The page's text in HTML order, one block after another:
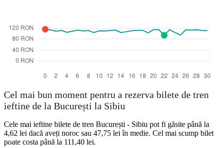
Cel mai bun moment pentru a rezerva bilete de tren
ieftine de la București la Sibiu
Cele mai ieftine bilete de tren București - Sibiu pot fi găsite până la
4,62 lei dacă aveți noroc sau 47,75 lei în medie. Cel mai scump bilet
poate costa până la 111,40 lei.